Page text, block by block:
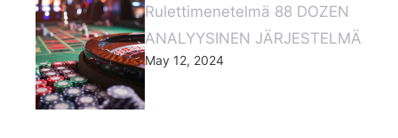
Rulettimenetelmä 88 DOZEN
ANALYYSINEN JÄRJESTELMÄ
May 12, 2024